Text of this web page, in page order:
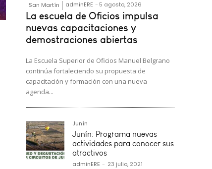
San Martín adminERE - 5 agosto, 2026
La escuela de Oficios impulsa
nuevas capacitaciones y
demostraciones abiertas
La Escuela Superior de Oficios Manuel Belgrano
continúa fortaleciendo su propuesta de
capacitación y formación con una nueva
agenda...
Junín
Junín: Programa nuevas
actividades para conocer sus
atractivos
adminERE - 23 julio, 2021